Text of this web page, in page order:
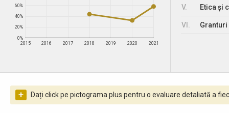
2015 2016 2017 2018 2019 2020 2021
0%
20%
40%
60% V. Etica și
VI.
+ Dați click pe pictograma plus pentru o evaluare detaliată a